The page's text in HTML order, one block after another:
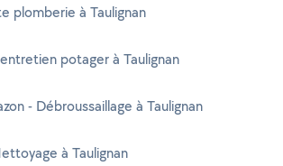
plomberie à Taulignan
potager à Taulignan
- Débroussaillage à Taulignan
à Taulignan